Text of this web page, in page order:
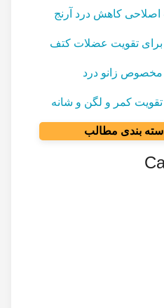
کاهش درد آرنج
تقویت عضلات کتف
زانو درد
کمر و لگن و شانه
بندی مطالب